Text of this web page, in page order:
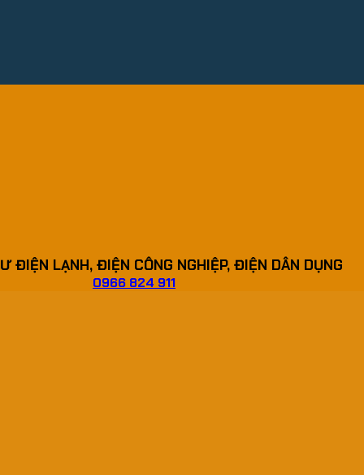
ĐIỆN LẠNH, ĐIỆN CÔNG NGHIỆP, ĐIỆN DÂN DỤNG
0966 824 911